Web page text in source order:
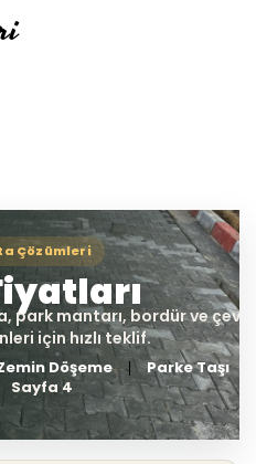
Döşeme
Parke Taşı
Sayfa 4